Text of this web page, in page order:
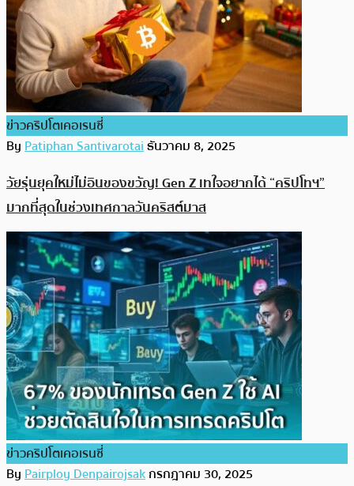
ข่าวคริปโตเคอเรนซี่
ByPatiphan Santivarotaiธันวาคม 8, 2025
วัยรุ่นยุคใหม่ไม่อินของขวัญ! Gen Z เทใจอยากได้ “คริปโทฯ”
มากที่สุดในช่วงเทศกาลวันคริสต์มาส
ข่าวคริปโตเคอเรนซี่
ByPairploy Denpairojsakกรกฎาคม 30, 2025